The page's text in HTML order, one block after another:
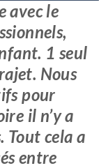
avec le
1 seul
Nous
pour
il n’y a
Tout cela a
entre